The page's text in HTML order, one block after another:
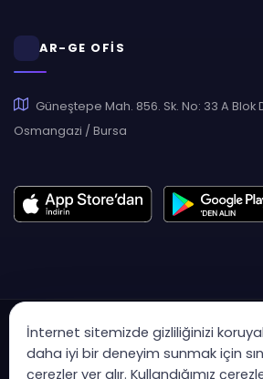
AR-GE OFİS
Güneştepe Mah. 856. Sk. No: 33 A Blok
Osmangazi / Bursa
İnternet sitemizde gizliliğinizi
daha iyi bir deneyim sunmak için
çerezler yer alır. Kullandığımız